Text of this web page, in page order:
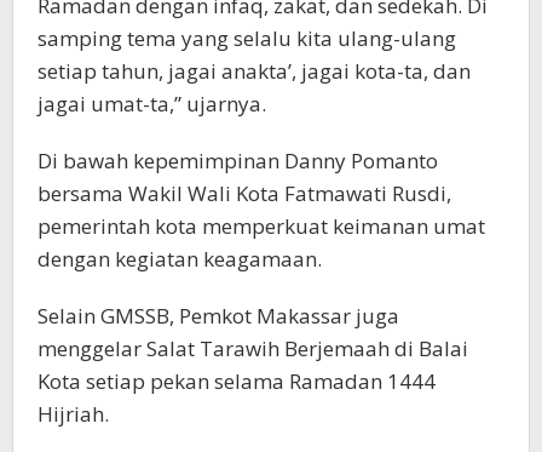
Ramadan dengan infaq, zakat, dan sedekah. Di
samping tema yang selalu kita ulang-ulang
setiap tahun, jagai anakta’, jagai kota-ta, dan
jagai umat-ta,” ujarnya.
Di bawah kepemimpinan Danny Pomanto
bersama Wakil Wali Kota Fatmawati Rusdi,
pemerintah kota memperkuat keimanan umat
dengan kegiatan keagamaan.
Selain GMSSB, Pemkot Makassar juga
menggelar Salat Tarawih Berjemaah di Balai
Kota setiap pekan selama Ramadan 1444
Hijriah.